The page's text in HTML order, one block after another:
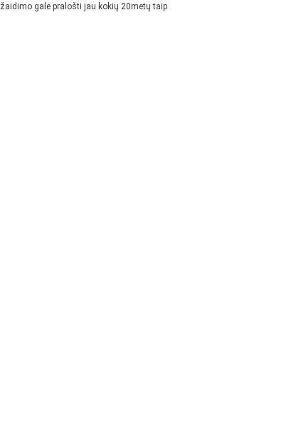
žaidimo gale pralošti jau kokių 20metų taip